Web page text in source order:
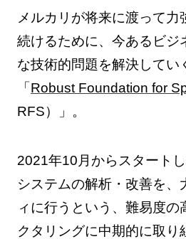
メルカリが将来に渡って力
続けるために、今あるビジ
な技術的問題を解決してい
「 Robust Foundation for
RFS）」。
2021年10月からスタート
システムの解析・改善を、
ィに行うという、難易度の
クタリングに中期的に取り